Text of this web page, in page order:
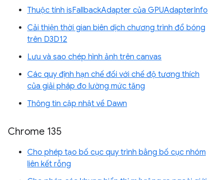
Thuộc tính isFallbackAdapter của GPUAdapterInfo
Cải thiện thời gian biên dịch chương trình đổ bóng
trên D3D12
Lưu và sao chép hình ảnh trên canvas
Các quy định hạn chế đối với chế độ tương thích
của giải pháp đo lường mức tăng
Thông tin cập nhật về Dawn
Chrome 135
Cho phép tạo bố cục quy trình bằng bố cục nhóm
liên kết rỗng